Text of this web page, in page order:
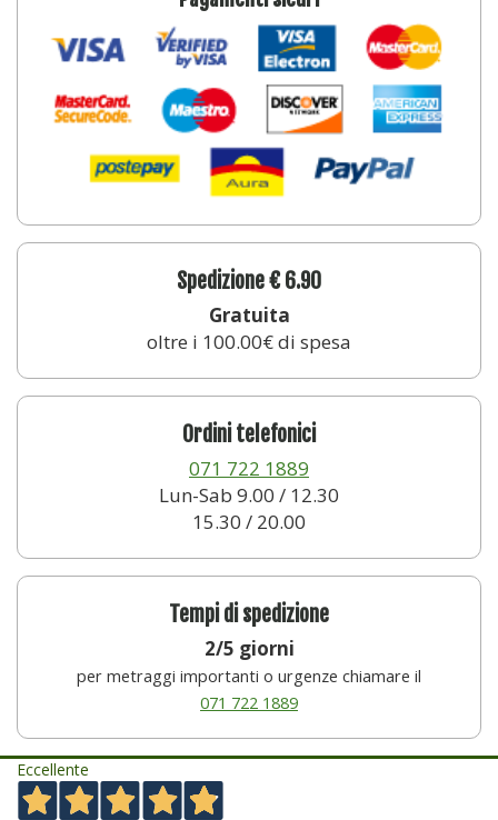
Spedizione € 6.90
Gratuita
oltre i 100.00€ di spesa
Ordini telefonici
071 722 1889
Lun-Sab 9.00 / 12.30
15.30 / 20.00
Tempi di spedizione
2/5 giorni
per metraggi importanti o urgenze chiamare il
071 722 1889
Eccellente